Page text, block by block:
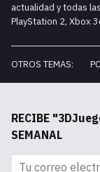
actualidad y todas
PlayStation 2, Xbox
OTROS TEMAS: PC
RECIBE
SEMANAL